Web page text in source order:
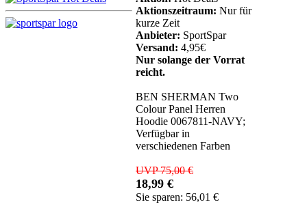
Aktionszeitraum: Nur für
kurze Zeit
Anbieter: SportSpar
Versand: 4,95€
Nur solange der Vorrat
reicht.
BEN SHERMAN Two
Colour Panel Herren
Hoodie 0067811-NAVY;
Verfügbar in
verschiedenen Farben
UVP 75,00 €
18,99 €
Sie sparen: 56,01 €